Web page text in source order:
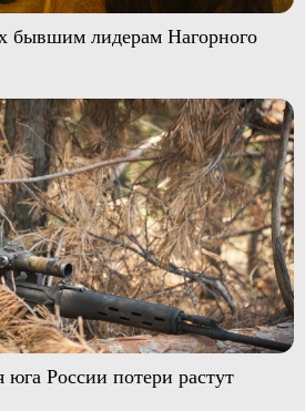
бывшим лидерам Нагорного
России потери растут